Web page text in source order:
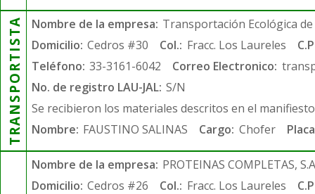
TRANSPORTISTA Nombre de la empresa: Transportación Ecológica de
Domicilio: Cedros #30 Col.: Fracc. Los Laureles
Teléfono: 33-3161-6042 Correo Electronico:
No. de registro LAU-JAL: S/N
Se recibieron los materiales descritos en el
Nombre: FAUSTINO SALINAS Cargo: Chofer
Nombre de la empresa: PROTEINAS COMPLETAS,
Domicilio: Cedros #26 Col.: Fracc. Los Laureles